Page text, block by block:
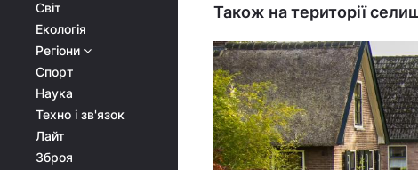
Світ
Екологія
Регіони
Спорт
Наука
Техно і зв'язок
Лайт
Зброя
Також на території